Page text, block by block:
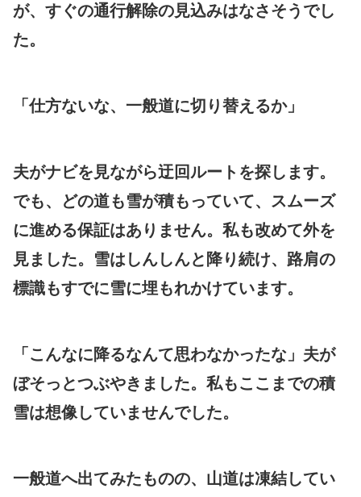
が、すぐの通行解除の見込みはなさそうでし
た。
「仕方ないな、一般道に切り替えるか」
夫がナビを見ながら迂回ルートを探します。
でも、どの道も雪が積もっていて、スムーズ
に進める保証はありません。私も改めて外を
見ました。雪はしんしんと降り続け、路肩の
標識もすでに雪に埋もれかけています。
「こんなに降るなんて思わなかったな」夫が
ぼそっとつぶやきました。私もここまでの積
雪は想像していませんでした。
一般道へ出てみたものの、山道は凍結してい